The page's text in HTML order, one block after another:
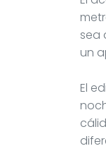
sea
un
El